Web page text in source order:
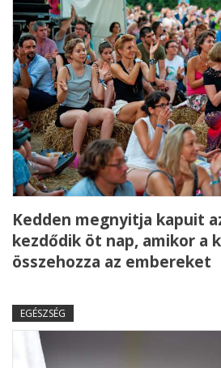
Kedden megnyitja kapuit
kezdődik öt nap, amikor a
összehozza az embereket
EGÉSZSÉG